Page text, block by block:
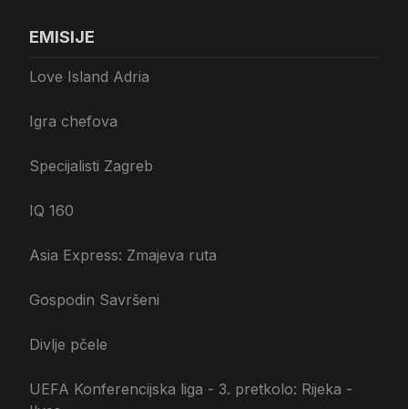
EMISIJE
Love Island Adria
Igra chefova
Specijalisti Zagreb
IQ 160
Asia Express: Zmajeva ruta
Gospodin Savršeni
Divlje pčele
UEFA Konferencijska liga - 3. pretkolo: Rijeka -